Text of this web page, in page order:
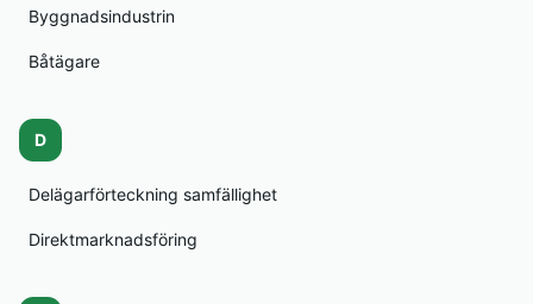
Byggnadsindustrin
Båtägare
D
Delägarförteckning samfällighet
Direktmarknadsföring